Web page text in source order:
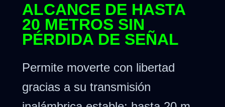
ALCANCE DE HASTA
20 METROS SIN
PÉRDIDA DE SEÑAL
Permite moverte con libertad
gracias a su transmisión